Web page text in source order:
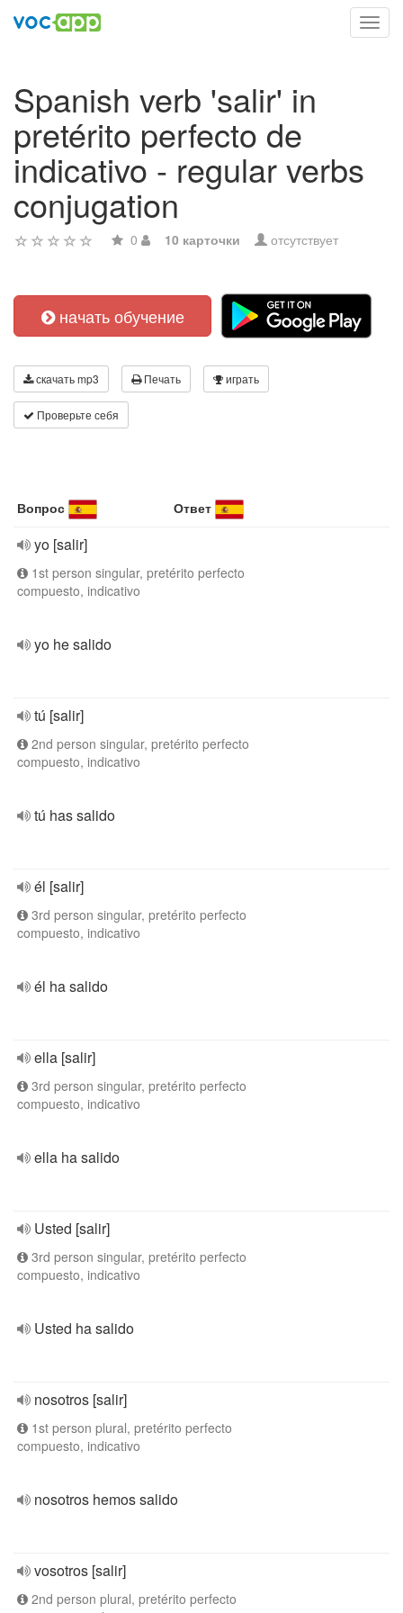
Spanish verb 'salir' in
pretérito perfecto de
indicativo - regular verbs
conjugation
0 10 карточки отсутствует
начать обучение
скачать mp3 Печать играть
Проверьте себя
Вопрос Ответ
yo [salir]
1st person singular, pretérito perfecto
compuesto, indicativo
yo he salido
tú [salir]
2nd person singular, pretérito perfecto
compuesto, indicativo
tú has salido
él [salir]
3rd person singular, pretérito perfecto
compuesto, indicativo
él ha salido
ella [salir]
3rd person singular, pretérito perfecto
compuesto, indicativo
ella ha salido
Usted [salir]
3rd person singular, pretérito perfecto
compuesto, indicativo
Usted ha salido
nosotros [salir]
1st person plural, pretérito perfecto
compuesto, indicativo
nosotros hemos salido
vosotros [salir]
2nd person plural, pretérito perfecto